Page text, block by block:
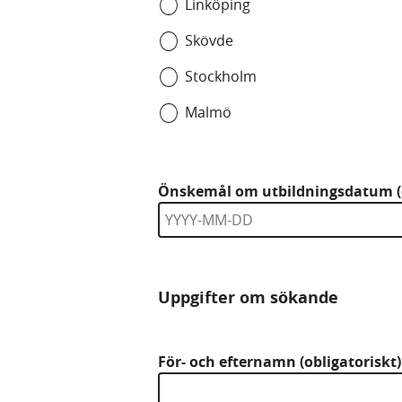
Linköping
Skövde
Stockholm
Malmö
Önskemål om utbildningsdatum
Uppgifter om sökande
För- och efternamn (obligatoriskt)